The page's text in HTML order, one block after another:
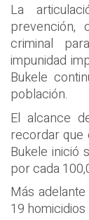
La
prevención,
criminal
impunidad
Bukele
población.
El alcance
recordar que
Bukele inició
por cada
Más
19